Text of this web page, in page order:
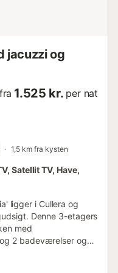
jacuzzi og
fra 1.525 kr. per nat
1,5 km fra kysten
Satellit TV, Have,
ligger i Cullera og
Denne 3-etagers
med
2 badeværelser og
til videoopkald),